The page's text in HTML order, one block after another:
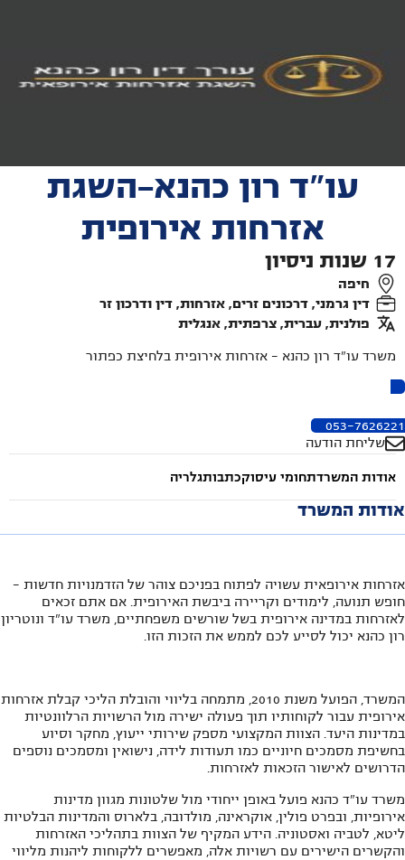
עו"ד רון כהנא-השגת
אזרחות אירופית
17 שנות ניסיון
חיפה
דין גרמני, דרכונים זרים, אזרחות, דין ודרכון זר
פולנית, עברית, צרפתית, אנגלית
משרד עו"ד רון כהנא – אזרחות אירופית בלחיצת כפתור
053-7626221
שליחת הודעה
אודות המשרדתחומי עיסוקכתבותגלריה
אודות המשרד
אזרחות אירופאית עשויה לפתוח בפניכם צוהר של הזדמנויות חדשות -
חופש תנועה, לימודים וקריירה ביבשת האירופית. אם אתם זכאים
לאזרחות במדינה אירופית בשל שורשים משפחתיים, משרד עו"ד ונוטריון
רון כהנא יכול לסייע לכם לממש את הזכות הזו.
המשרד, הפועל משנת 2010, מתמחה בליווי והובלת הליכי קבלת אזרחות
אירופית עבור לקוחותיו תוך פעולה ישירה מול הרשויות הרלוונטיות
במדינות היעד. הצוות המקצועי מספק שירותי ייעוץ, מחקר וסיוע
בחשיפת מסמכים חיוניים כמו תעודות לידה, נישואין ומסמכים נוספים
הדרושים לאישור הזכאות לאזרחות.
משרד עו"ד כהנא פועל באופן ייחודי מול שלטונות מגוון מדינות
אירופיות, ובפרט פולין, אוקראינה, מולדובה, בלארוס והמדינות הבלטיות
ליטא, לטביה ואסטוניה. הידע המקיף של הצוות בתהליכי האזרחות
והקשרים הישירים עם רשויות אלה, מאפשרים ללקוחות ליהנות מליווי